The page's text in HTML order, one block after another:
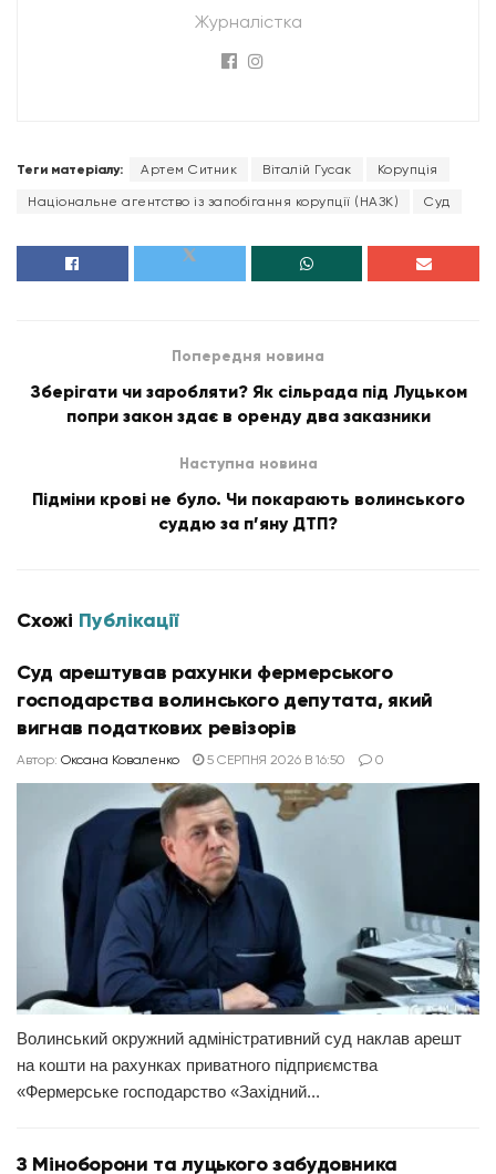
Журналістка
Теги матеріалу: Артем Ситник Віталій Гусак Корупція
Національне агентство із запобігання корупції (НАЗК) Суд
Попередня новина
Зберігати чи заробляти? Як сільрада під Луцьком
попри закон здає в оренду два заказники
Наступна новина
Підміни крові не було. Чи покарають волинського
суддю за п’яну ДТП?
Схожі Публікації
Суд арештував рахунки фермерського
господарства волинського депутата, який
вигнав податкових ревізорів
Автор: Оксана Коваленко 5 СЕРПНЯ 2026 В 16:50 0
Волинський окружний адміністративний суд наклав арешт
на кошти на рахунках приватного підприємства
«Фермерське господарство «Західний...
З Міноборони та луцького забудовника